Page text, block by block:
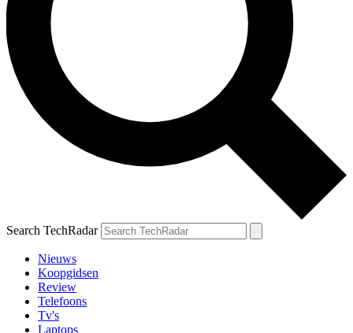
Search TechRadar
Nieuws
Koopgidsen
Review
Telefoons
Tv's
Laptops